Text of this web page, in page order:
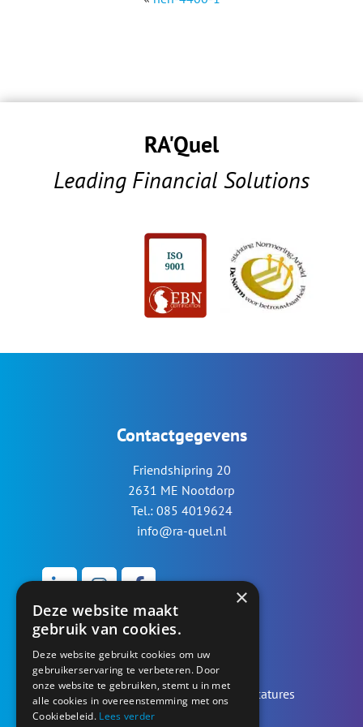
RA'Quel
Leading Financial Solutions
Contactgegevens
Friendshipring 20
2631 ME Nootdorp
Tel.: 085 4019624
info@ra-quel.nl
Werken bij...
Bekijk overzicht opdrachten en vacatures
×
Deze website maakt
gebruik van cookies.
Deze website gebruikt cookies om uw
gebruikerservaring te verbeteren. Door
onze website te gebruiken, stemt u in met
alle cookies in overeenstemming met ons
Cookiebeleid. Lees verder